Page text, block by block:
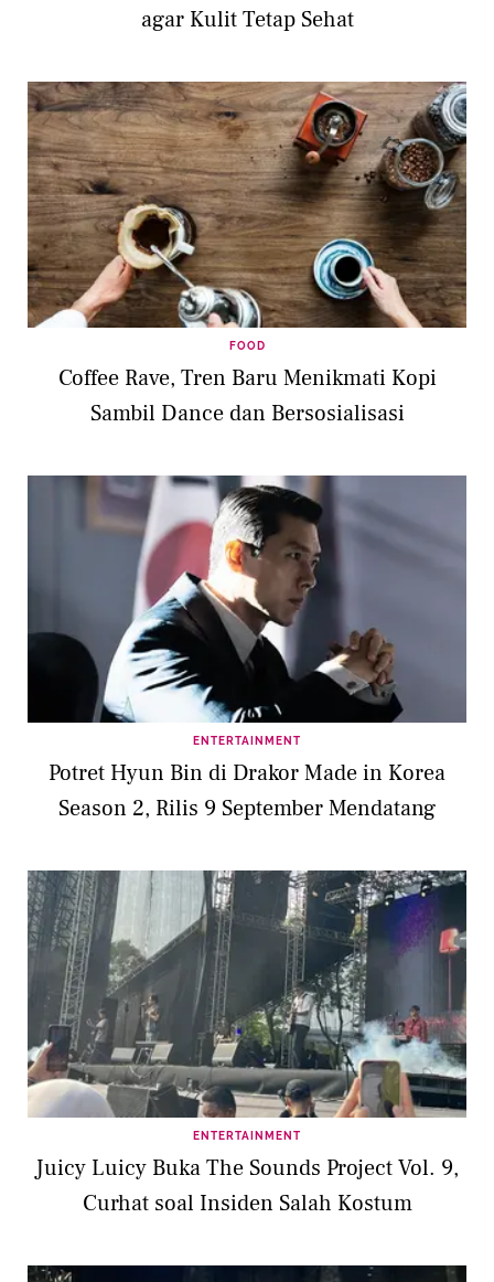
agar Kulit Tetap Sehat
FOOD
Coffee Rave, Tren Baru Menikmati Kopi
Sambil Dance dan Bersosialisasi
ENTERTAINMENT
Potret Hyun Bin di Drakor Made in Korea
Season 2, Rilis 9 September Mendatang
ENTERTAINMENT
Juicy Luicy Buka The Sounds Project Vol. 9,
Curhat soal Insiden Salah Kostum